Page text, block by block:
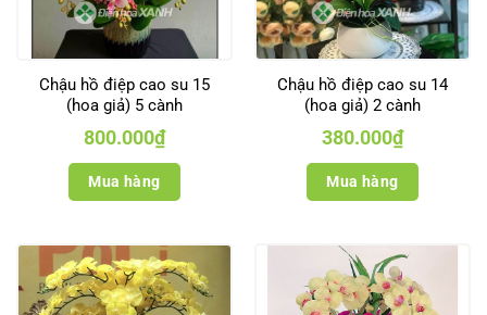
Chậu hồ điệp cao su 15
(hoa giả) 5 cành
800.000₫
Mua hàng
Chậu hồ điệp cao su 14
(hoa giả) 2 cành
380.000₫
Mua hàng